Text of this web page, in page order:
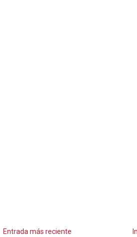
Entrada más reciente